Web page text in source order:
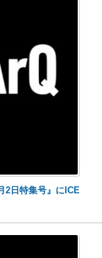
2日特集号』にICE